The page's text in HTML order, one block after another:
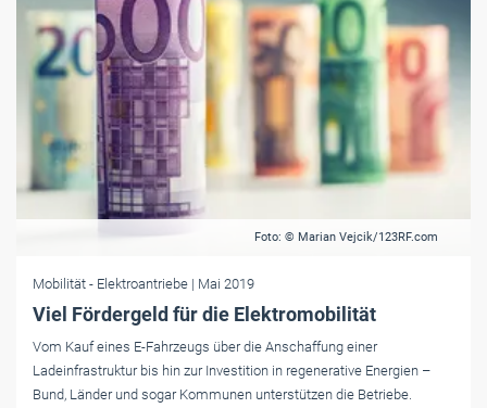
Foto: © Marian Vejcik/123RF.com
Mobilität - Elektroantriebe | Mai 2019
Viel Fördergeld für die Elektromobilität
Vom Kauf eines E-Fahrzeugs über die Anschaffung einer
Ladeinfrastruktur bis hin zur Investition in regenerative Energien –
Bund, Länder und sogar Kommunen unterstützen die Betriebe.